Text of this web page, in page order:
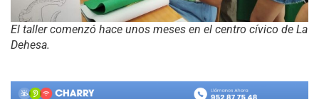
El taller comenzó hace unos meses en el centro cívico de La
Dehesa.